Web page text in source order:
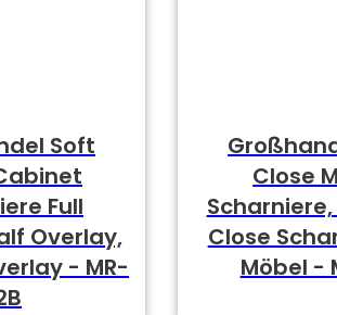
Soft
Full
Overlay,
- MR-
Close
Close
Möbel -